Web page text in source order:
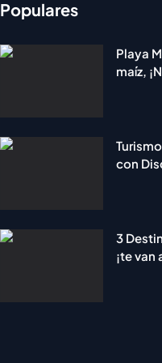
Populares
Playa
maíz,
con
3
¡te van